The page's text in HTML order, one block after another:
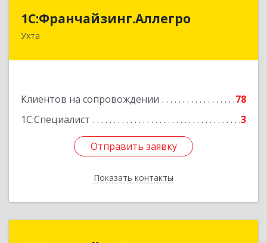
1С:Франчайзинг.Аллегро
Ухта
Клиентов на сопровождении
78
1С:Специалист
3
Отправить заявку
Показать контакты
1С:Франчайзинг.Аллегро
169304, Коми Респ, Ухта г, Чернова ул, дом №
Отправить заявку
Назад